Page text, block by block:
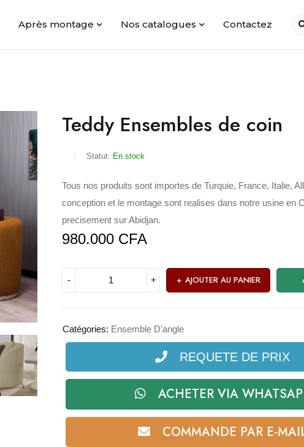
Après montage Nos catalogues Contactez
Teddy Ensembles de coin
Statut: En stock
Tous nos produits sont importes de Turquie, France, Italie,
conception et le montage sont realises dans notre usine en
precisement sur Abidjan.
980.000 CFA
AJOUTER AU PANIER
Catégories: Ensemble D'angle
REQUETE DE PRIX
ACHETER VIA
COMMANDE PAR E-